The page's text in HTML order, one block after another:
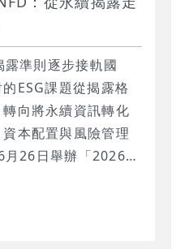
露準則逐步接軌國
ESG課題從揭露格
向將永續資訊轉化
本配置與風險管理
月26日舉辦「2026
實作重點」，邀集